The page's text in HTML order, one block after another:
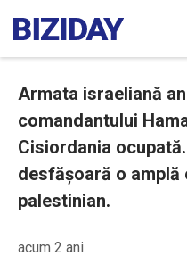
Armata israeliană
comandantului
Cisiordania
desfășoară o
palestinian.
acum 2 ani